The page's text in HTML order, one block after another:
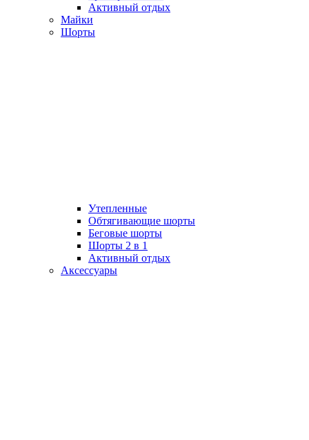
Активный отдых
Майки
Шорты
Утепленные
Обтягивающие шорты
Беговые шорты
Шорты 2 в 1
Активный отдых
Аксессуары